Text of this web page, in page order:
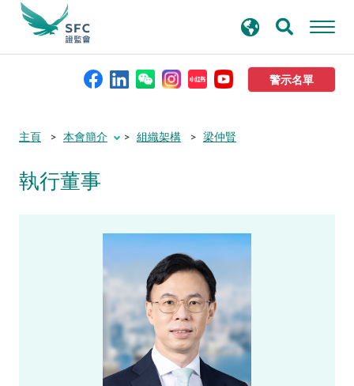
警示名單
本會簡介
監管職能
尋
主頁 本會簡介 組織架構 梁仲賢
執行董事